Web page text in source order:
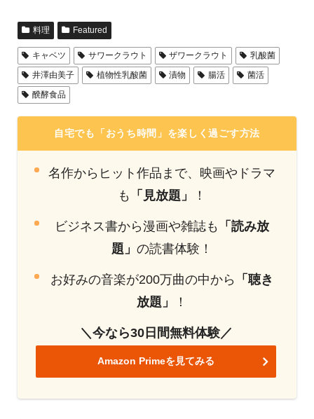
料理 Featured
キャベツ サワークラウト ザワークラウト
乳酸菌
井澤由美子
植物性乳酸菌 漬物 腸活
菌活
醗酵食品
自宅でも「おうち時間」を楽しく過ごす方法
名作からヒット作品まで、映画やドラマ
も
「見放題」 ！
ビジネス書から漫画や雑誌も
「読み放
題」の読書体験！
お好みの音楽が200万曲の中から
「聴き
放題」
！
＼今なら30日間無料体験／
Amazon Primeを見てみる